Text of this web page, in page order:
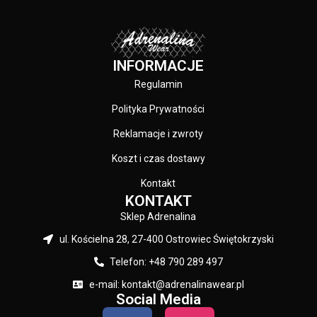
INFORMACJE
Regulamin
Polityka Prywatności
Reklamacje i zwroty
Koszt i czas dostawy
Kontakt
KONTAKT
Sklep Adrenalina
ul. Kościelna 28, 27-400 Ostrowiec Świętokrzyski
Telefon: +48 790 289 497
e-mail: kontakt@adrenalinawear.pl
Social Media